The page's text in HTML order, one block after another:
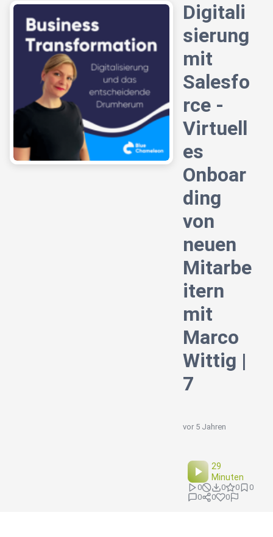
Digitali
sierung
mit
Salesfo
rce -
Virtuell
es
Onboar
ding
von
neuen
Mitarbe
itern
mit
Marco
Wittig |
7
vor 5 Jahren
29
Minuten
0 0 0
0
0
0 0